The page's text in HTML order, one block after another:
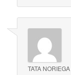
TATA NORIEGA